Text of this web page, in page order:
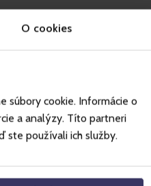
O cookies
súbory cookie. Informácie o
a analýzy. Títo partneri
ste používali ich služby.
Add to the basket